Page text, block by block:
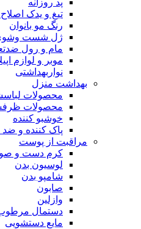
پد روزانه
تیغ و یدک اصلاح
رنگ مو بانوان
ژل شست وشوی
مام و رول
موبر و لوازم
نواربهداشتی
بهداشت منزل
محصولات
محصولات
خوشبو کننده
پاک کننده و
مراقبت از پوست
کرم دست و
لوسیون بدن
شامپو بدن
صابون
وازلین
دستمال
مایع دستشویی